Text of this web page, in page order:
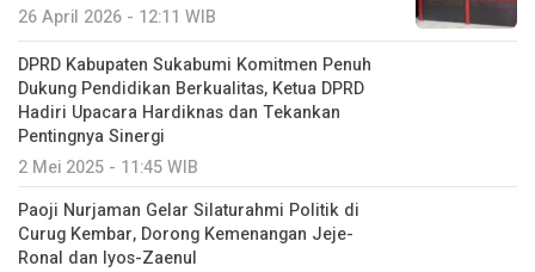
26 April 2026 - 12:11 WIB
DPRD Kabupaten Sukabumi Komitmen Penuh
Dukung Pendidikan Berkualitas, Ketua DPRD
Hadiri Upacara Hardiknas dan Tekankan
Pentingnya Sinergi
2 Mei 2025 - 11:45 WIB
Paoji Nurjaman Gelar Silaturahmi Politik di
Curug Kembar, Dorong Kemenangan Jeje-
Ronal dan Iyos-Zaenul